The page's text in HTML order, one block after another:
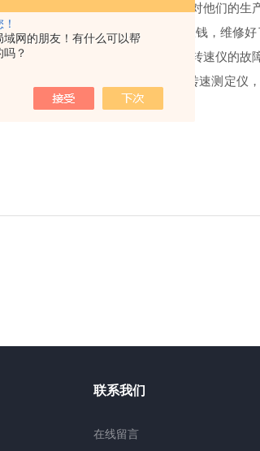
域网的朋友！有什么可以帮
吗？
动机机车公司基础测试仪器，对他们的生
希望，心想仪修科维修不好不收钱，维修
通，工程师通过远程大致确定该转速仪的故
达成，仪修科技高效的维修好该转速测定仪
联系我们
在线留言